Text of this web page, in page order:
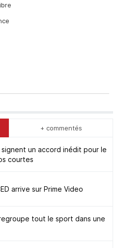
+ commentés
un accord inédit pour le
courtes
arrive sur Prime Video
tout le sport dans une